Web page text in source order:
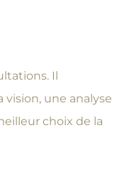
Il
une analyse
choix de la